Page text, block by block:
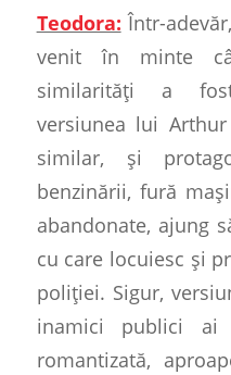
Teodora: Într-
venit în minte
similarități a
versiunea lui
similar, și
benzinării, fură
abandonate, ajung
cu care locuiesc și
poliției. Sigur,
inamici publici ai
romantizată,